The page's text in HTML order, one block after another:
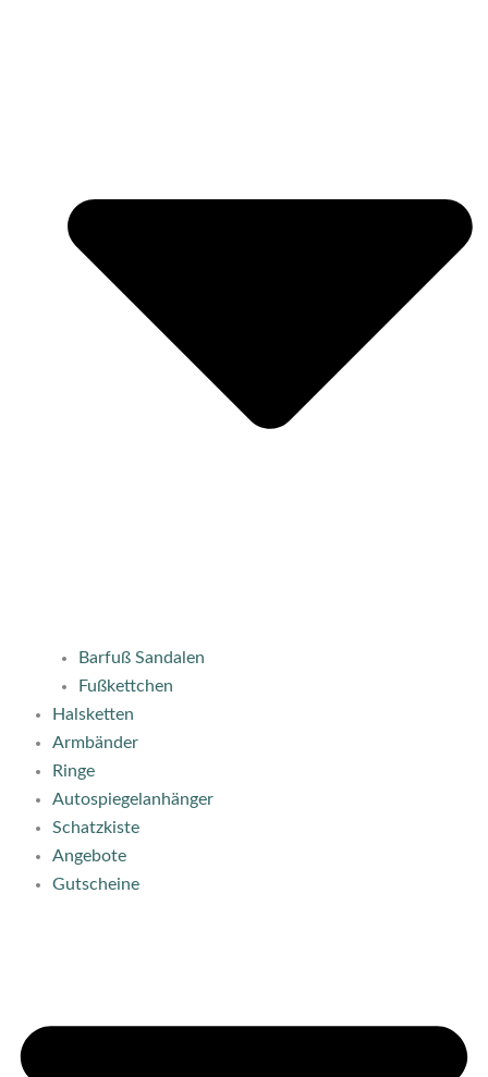
Barfuß Sandalen
Fußkettchen
Halsketten
Armbänder
Ringe
Autospiegelanhänger
Schatzkiste
Angebote
Gutscheine